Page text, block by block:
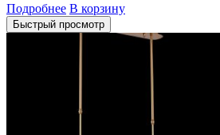
Подробнее В корзину
Быстрый просмотр